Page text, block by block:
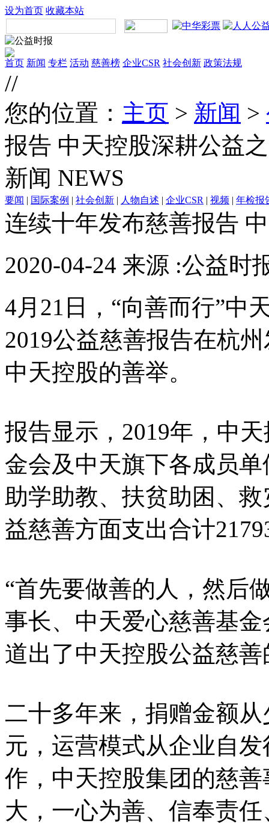
设为首页 收藏本站
首页 新闻 专栏 活动 慈善榜 企业CSR 社会创新 政策法规
//
您的位置： 主页 > 新闻 >
报告 中天控股深耕公益
新闻 NEWS
要闻 | 国际案例 | 社会创新 | 人物自述 | 企业CSR | 视频 | 年检报
连续十年发布慈善报告
2020-04-24 来源 :公益时
4月21日，“向善而行”中
2019公益慈善报告在杭
中天控股的善举。
报告显示，2019年，中
金会及中天旗下各成员
助学助教、扶贫助困、
益慈善方面支出合计
“首先要做善的人，然后
事长、中天爱心慈善基
道出了中天控股公益慈
二十多年来，捐赠金额
元，运营模式从企业自
作，中天控股集团的慈
大，一心为善、信奉责